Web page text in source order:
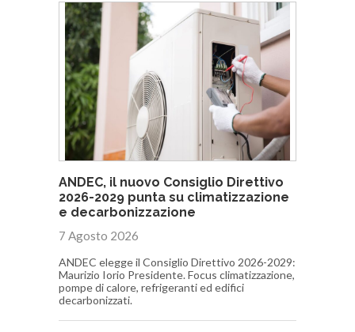
ANDEC, il nuovo Consiglio Direttivo
2026-2029 punta su climatizzazione
e decarbonizzazione
7 Agosto 2026
ANDEC elegge il Consiglio Direttivo 2026-2029:
Maurizio Iorio Presidente. Focus climatizzazione,
pompe di calore, refrigeranti ed edifici
decarbonizzati.